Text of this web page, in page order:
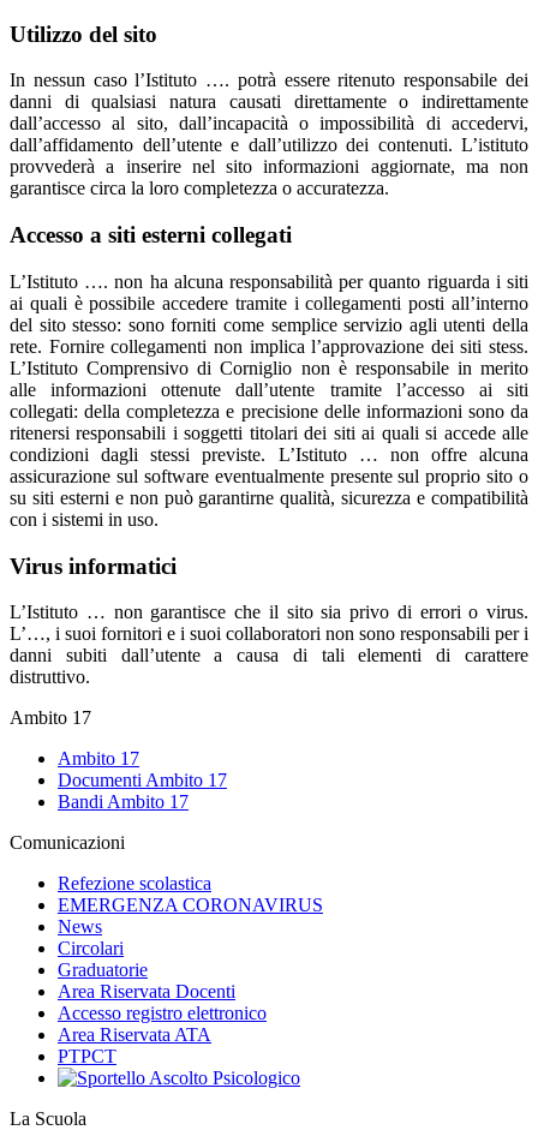
Utilizzo del sito
In nessun caso l’Istituto …. potrà essere ritenuto responsabile dei
danni di qualsiasi natura causati direttamente o indirettamente
dall’accesso al sito, dall’incapacità o impossibilità di accedervi,
dall’affidamento dell’utente e dall’utilizzo dei contenuti. L’istituto
provvederà a inserire nel sito informazioni aggiornate, ma non
garantisce circa la loro completezza o accuratezza.
Accesso a siti esterni collegati
L’Istituto …. non ha alcuna responsabilità per quanto riguarda i siti
ai quali è possibile accedere tramite i collegamenti posti all’interno
del sito stesso: sono forniti come semplice servizio agli utenti della
rete. Fornire collegamenti non implica l’approvazione dei siti stess.
L’Istituto Comprensivo di Corniglio non è responsabile in merito
alle informazioni ottenute dall’utente tramite l’accesso ai siti
collegati: della completezza e precisione delle informazioni sono da
ritenersi responsabili i soggetti titolari dei siti ai quali si accede alle
condizioni dagli stessi previste. L’Istituto … non offre alcuna
assicurazione sul software eventualmente presente sul proprio sito o
su siti esterni e non può garantirne qualità, sicurezza e compatibilità
con i sistemi in uso.
Virus informatici
L’Istituto … non garantisce che il sito sia privo di errori o virus.
L’…, i suoi fornitori e i suoi collaboratori non sono responsabili per i
danni subiti dall’utente a causa di tali elementi di carattere
distruttivo.
Ambito 17
Ambito 17
Documenti Ambito 17
Bandi Ambito 17
Comunicazioni
Refezione scolastica
EMERGENZA CORONAVIRUS
News
Circolari
Graduatorie
Area Riservata Docenti
Accesso registro elettronico
Area Riservata ATA
PTPCT
La Scuola